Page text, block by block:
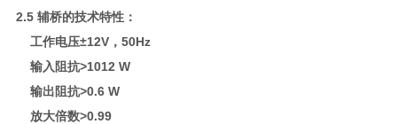
2.5 辅桥的技术特性：
工作电压±12V，50Hz
输入阻抗>1012 W
输出阻抗>0.6 W
放大倍数>0.99